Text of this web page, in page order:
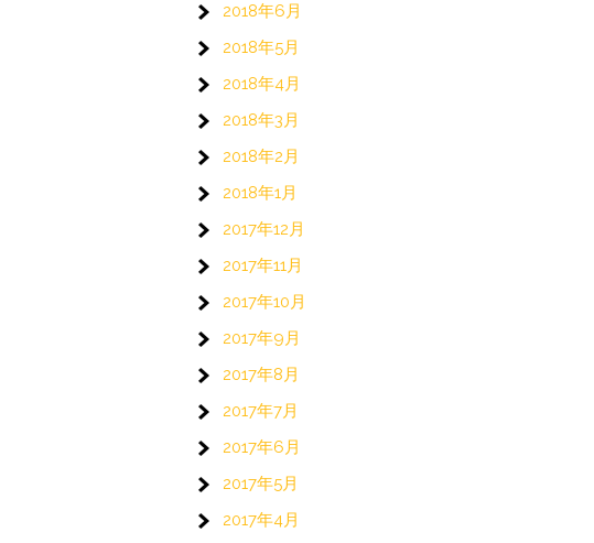
2018年6月
2018年5月
2018年4月
2018年3月
2018年2月
2018年1月
2017年12月
2017年11月
2017年10月
2017年9月
2017年8月
2017年7月
2017年6月
2017年5月
2017年4月